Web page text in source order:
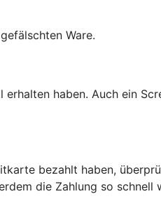
Ware.
haben. Auch ein
bezahlt haben,
die Zahlung so